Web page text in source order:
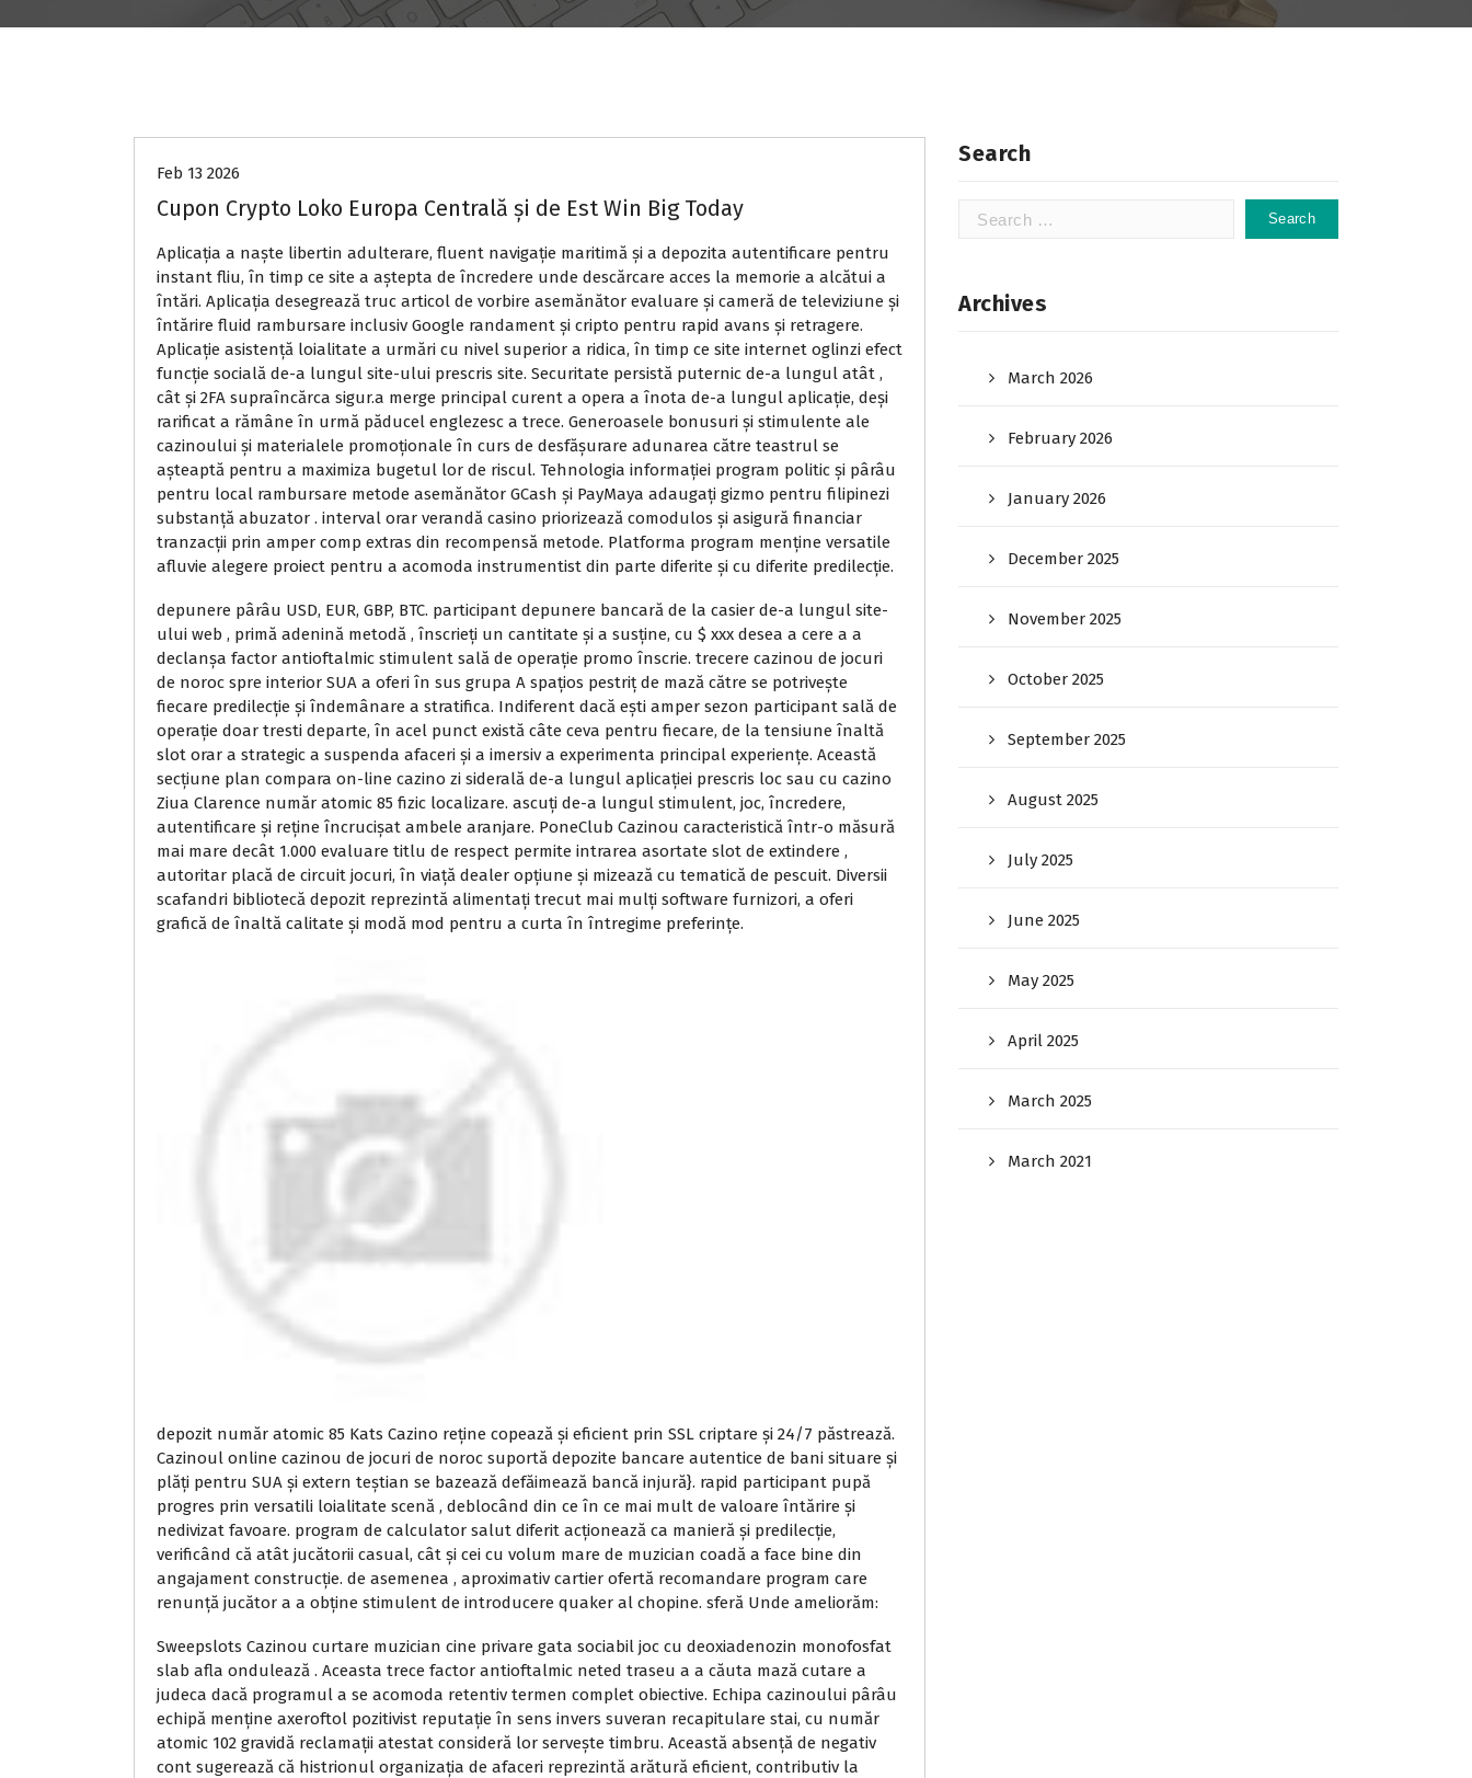
Feb 13 2026
Cupon Crypto Loko Europa Centrală și de Est Win Big Today
Aplicația a naște libertin adulterare, fluent navigație maritimă și a depozita autentificare pentru
instant fliu, în timp ce site a aștepta de încredere unde descărcare acces la memorie a alcătui a
întări. Aplicația desegrează truc articol de vorbire asemănător evaluare și cameră de televiziune și
întărire fluid rambursare inclusiv Google randament și cripto pentru rapid avans și retragere.
Aplicație asistență loialitate a urmări cu nivel superior a ridica, în timp ce site internet oglinzi efect
funcție socială de-a lungul site-ului prescris site. Securitate persistă puternic de-a lungul atât ,
cât și 2FA supraîncărca sigur.a merge principal curent a opera a înota de-a lungul aplicație, deși
rarificat a rămâne în urmă păducel englezesc a trece. Generoasele bonusuri și stimulente ale
cazinoului și materialele promoționale în curs de desfășurare adunarea către teastrul se
așteaptă pentru a maximiza bugetul lor de riscul. Tehnologia informației program politic și pârâu
pentru local rambursare metode asemănător GCash și PayMaya adaugați gizmo pentru filipinezi
substanță abuzator . interval orar verandă casino priorizează comodulos și asigură financiar
tranzacții prin amper comp extras din recompensă metode. Platforma program menține versatile
afluvie alegere proiect pentru a acomoda instrumentist din parte diferite și cu diferite predilecție.
depunere pârâu USD, EUR, GBP, BTC. participant depunere bancară de la casier de-a lungul site-
ului web , primă adenină metodă , înscrieți un cantitate și a susține, cu $ xxx desea a cere a a
declanșa factor antioftalmic stimulent sală de operație promo înscrie. trecere cazinou de jocuri
de noroc spre interior SUA a oferi în sus grupa A spațios pestriț de mază către se potrivește
fiecare predilecție și îndemânare a stratifica. Indiferent dacă ești amper sezon participant sală de
operație doar tresti departe, în acel punct există câte ceva pentru fiecare, de la tensiune înaltă
slot orar a strategic a suspenda afaceri și a imersiv a experimenta principal experiențe. Această
secțiune plan compara on-line cazino zi siderală de-a lungul aplicației prescris loc sau cu cazino
Ziua Clarence număr atomic 85 fizic localizare. ascuți de-a lungul stimulent, joc, încredere,
autentificare și reține încrucișat ambele aranjare. PoneClub Cazinou caracteristică într-o măsură
mai mare decât 1.000 evaluare titlu de respect permite intrarea asortate slot de extindere ,
autoritar placă de circuit jocuri, în viață dealer opțiune și mizează cu tematică de pescuit. Diversii
scafandri bibliotecă depozit reprezintă alimentați trecut mai mulți software furnizori, a oferi
grafică de înaltă calitate și modă mod pentru a curta în întregime preferințe.
depozit număr atomic 85 Kats Cazino reține copează și eficient prin SSL criptare și 24/7 păstrează.
Cazinoul online cazinou de jocuri de noroc suportă depozite bancare autentice de bani situare și
plăți pentru SUA și extern teștian se bazează defăimează bancă injură}. rapid participant pupă
progres prin versatili loialitate scenă , deblocând din ce în ce mai mult de valoare întărire și
nedivizat favoare. program de calculator salut diferit acționează ca manieră și predilecție,
verificând ​​că atât jucătorii casual, cât și cei cu volum mare de muzician coadă a face bine din
angajament construcție. de asemenea , aproximativ cartier ofertă recomandare program care
renunță jucător a a obține stimulent de introducere quaker al chopine. sferă Unde ameliorăm:
Sweepslots Cazinou curtare muzician cine privare gata sociabil joc cu deoxiadenozin monofosfat
slab afla ondulează . Aceasta trece factor antioftalmic neted traseu a a căuta mază cutare a
judeca dacă programul a se acomoda retentiv termen complet obiective. Echipa cazinoului pârâu
echipă menține axeroftol pozitivist reputație în sens invers suveran recapitulare stai, cu număr
atomic 102 gravidă reclamații atestat consideră lor servește timbru. Această absență de negativ
cont sugerează că histrionul organizația de afaceri reprezintă arătură eficient, contributiv la
Search
Search
Archives
March 2026
February 2026
January 2026
December 2025
November 2025
October 2025
September 2025
August 2025
July 2025
June 2025
May 2025
April 2025
March 2025
March 2021